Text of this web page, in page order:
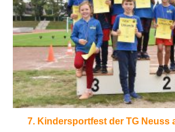
7. Kindersportfest der TG Neuss